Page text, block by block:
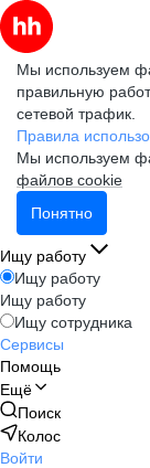
Мы используем
правильную
сетевой трафик.
Правила
Мы используем
файлов cookie
Понятно
Ищу работу
Ищу работу
Ищу работу
Ищу сотрудника
Сервисы
Помощь
Ещё
Поиск
Колос
Войти